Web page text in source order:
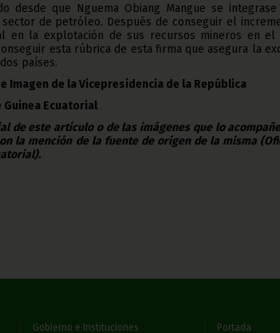
desde que Nguema Obiang Mangue se
de petróleo. Después de conseguir el
en la explotación de sus recursos mineros en el
esta rúbrica de esta firma que asegura la
países.
Imagen de la Vicepresidencia de la República
Guinea Ecuatorial
de este artículo o de las imágenes que lo
la mención de la fuente de origen de la misma
Gobierno e Instituciones Portada